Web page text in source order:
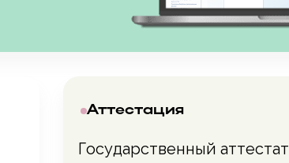
Государственный аттестат
Аттестация